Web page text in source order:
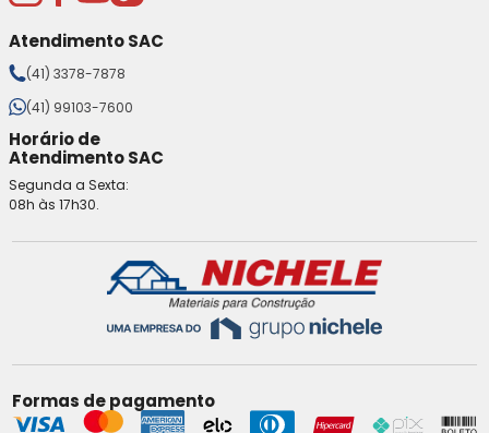
Atendimento SAC
(41) 3378-7878
(41) 99103-7600
Horário de
Atendimento SAC
Segunda a Sexta:
08h às 17h30.
Formas de pagamento